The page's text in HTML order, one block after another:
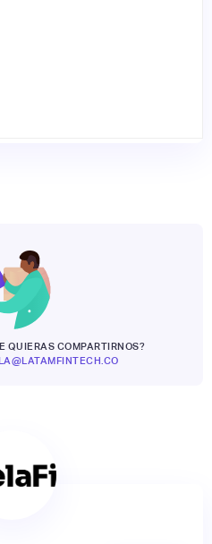
QUIERAS COMPARTIRNOS?